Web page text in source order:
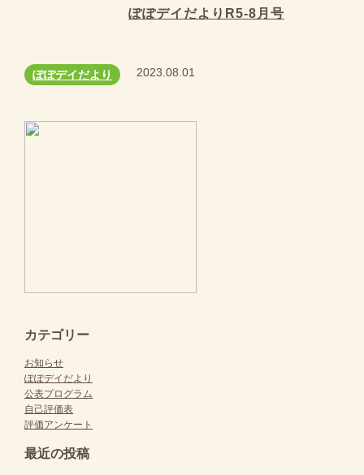
ぽぽデイだよりR5-8月号
2023.08.01
ぽぽデイだより
カテゴリー
お知らせ
ぽぽデイだより
公表プログラム
自己評価表
評価アンケート
最近の投稿